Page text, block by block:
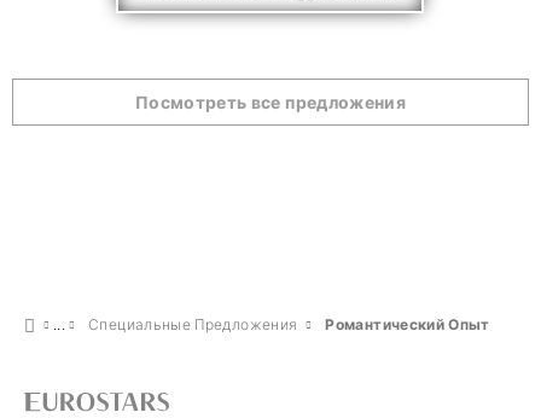
Посмотреть все предложения
Специальные Предложения Pомантический Опыт